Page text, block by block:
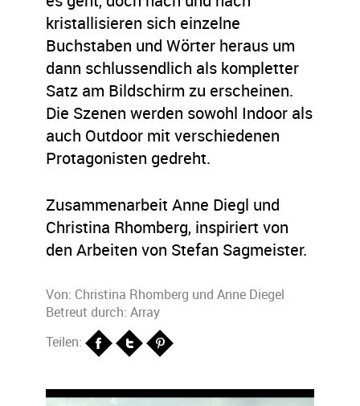
kristallisieren sich einzelne
Buchstaben und Wörter heraus um
dann schlussendlich als kompletter
Satz am Bildschirm zu erscheinen.
Die Szenen werden sowohl Indoor als
auch Outdoor mit verschiedenen
Protagonisten gedreht.
Zusammenarbeit Anne Diegl und
Christina Rhomberg, inspiriert von
den Arbeiten von Stefan Sagmeister.
Von: Christina Rhomberg undAnne Diegel
Betreut durch: Array
Teilen: